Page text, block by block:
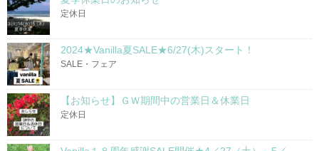
定休日
2024★Vanilla夏SALE★6/27(木)スタート！
SALE・フェア
【お知らせ】ＧＷ期間中の営業日＆休業日
定休日